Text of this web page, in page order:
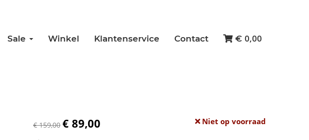
Sale Winkel Klantenservice Contact € 0,00
€ 159,00 € 89,00 Niet op voorraad